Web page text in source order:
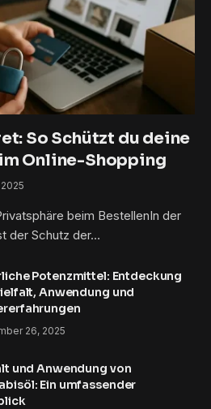
So Schützt du deine
Online-Shopping
beim BestellenIn der
der Schutz der…
Potenzmittel: Entdeckung
Anwendung und
26, 2025
und Anwendung von
Ein umfassender